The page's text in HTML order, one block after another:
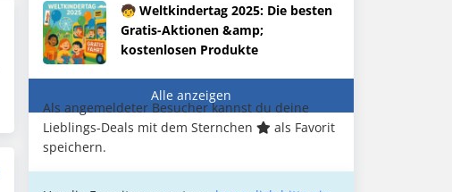
🧒 Weltkindertag 2025: Die besten
Gratis-Aktionen &amp;
kostenlosen Produkte
Alle anzeigen
Als angemeldeter Besucher kannst du deine
Lieblings-Deals mit dem Sternchen
als Favorit
speichern.